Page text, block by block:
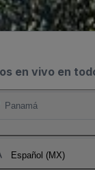
en vivo en
Panamá
Español (MX)